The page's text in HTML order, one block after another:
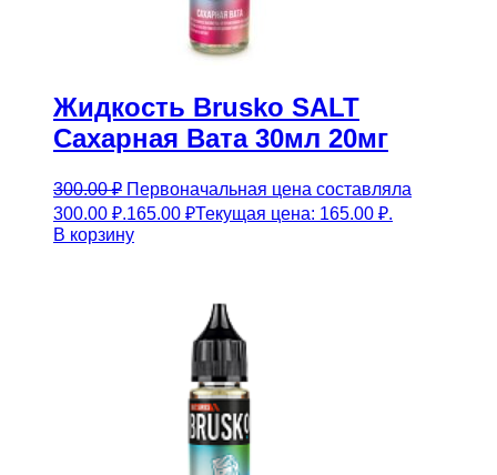
Жидкость Brusko SALT
Сахарная Вата 30мл 20мг
300.00₽ Первоначальная цена составляла
300.00 ₽.165.00 ₽Текущая цена: 165.00 ₽.
В корзину